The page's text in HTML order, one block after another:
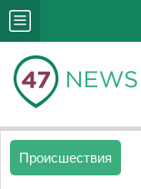
Происшествия